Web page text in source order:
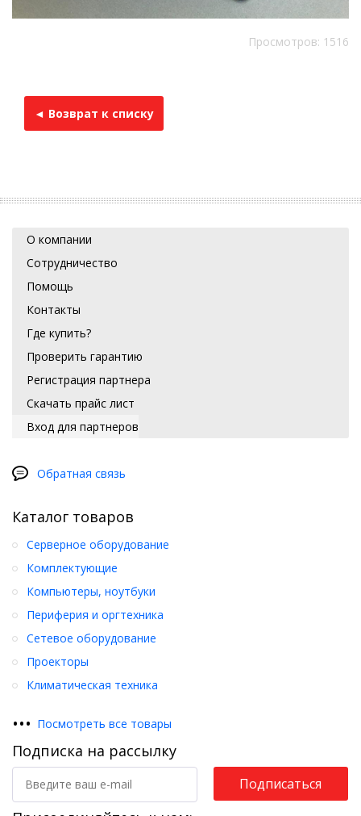
Просмотров: 1516
◄ Возврат к списку
О компании
Сотрудничество
Помощь
Контакты
Где купить?
Проверить гарантию
Регистрация партнера
Скачать прайс лист
Вход для партнеров
Обратная связь
Каталог товаров
Серверное оборудование
Комплектующие
Компьютеры, ноутбуки
Периферия и оргтехника
Сетевое оборудование
Проекторы
Климатическая техника
••• Посмотреть все товары
Подписка на рассылку
Подписаться